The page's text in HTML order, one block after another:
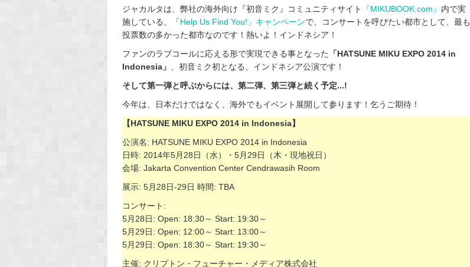
ジャカルタは、弊社の海外向け『初音ミク』コミュニティサイト 『MIKUBOOK.com』 内で実
施している、「Help Us Find You!」キャンペーンで、コンサートを呼びたい都市として、最も
投票数の多かった都市なのです！熱いよ！インドネシア！
ファンのラブコールに応える形で実現できる事となった
「HATSUNE MIKU EXPO 2014 in
Indonesia」
、初音ミク初となる、インドネシア公演です！
そして第一弾と呼ぶからには、第二弾、第三弾と続く予定...!
今年は、日本だけではなく、海外でもイベント展開して参ります！乞うご期待！
【HATSUNE MIKU EXPO 2014 in Indonesia】
公演名: HATSUNE MIKU EXPO 2014 in Indonesia
日時: 2014年5月28日（水）・5月29日（木・現地祝日）
会場: Jakarta Convention Center Cendrawasih Room
展示: 5月28日-29日 時間: TBA
コンサート:
5月28日: Open: 18:30～ Start: 19:30～
5月29日: Open: 12:00～ Start: 13:00～
5月29日: Open: 18:30～ Start: 19:30～
主催: クリプトン・フューチャー・メディア株式会社